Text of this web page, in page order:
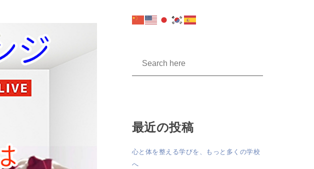
最近の投稿
心と体を整える学びを、もっと多くの学校
へ